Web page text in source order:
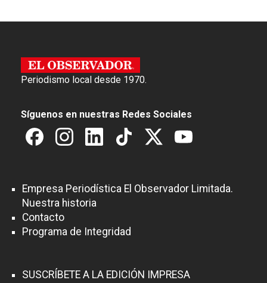
Periodismo local desde 1970.
Síguenos en nuestras Redes Sociales
Empresa Periodística El Observador Limitada.
Nuestra historia
Contacto
Programa de Integridad
SUSCRÍBETE A LA EDICIÓN IMPRESA